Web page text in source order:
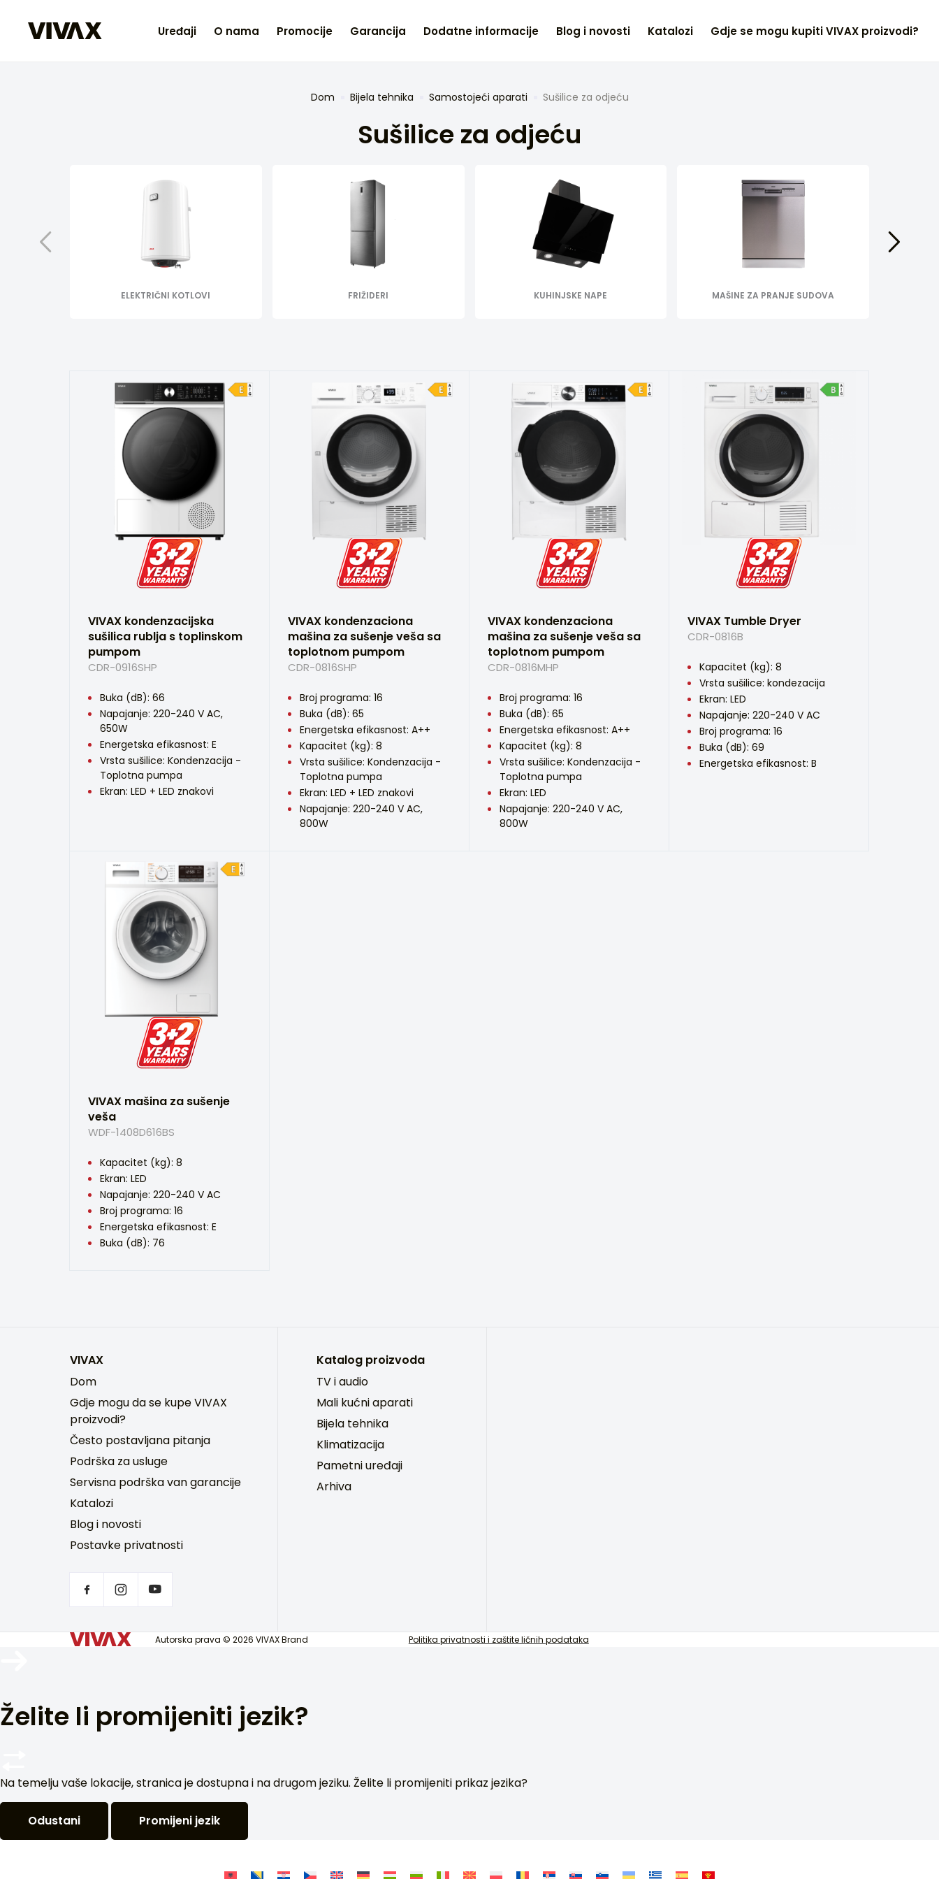
Uređaji O nama Promocije Garancija Dodatne informacije Blog i novosti Katalozi Gdje se mogu kupiti VIVAX proizvodi?
Dom Bijela tehnika Samostojeći aparati Sušilice za odjeću
Sušilice za odjeću
ELEKTRIČNI KOTLOVI FRIŽIDERI KUHINJSKE NAPE MAŠINE ZA PRANJE SUDOVA
VIVAX kondenzacijska
sušilica rublja s toplinskom
pumpom
CDR-0916SHP
Buka (dB): 66
Napajanje: 220-240 V AC,
650W
Energetska efikasnost: E
Vrsta sušilice: Kondenzacija -
Toplotna pumpa
Ekran: LED + LED znakovi
VIVAX kondenzaciona
mašina za sušenje veša sa
toplotnom pumpom
CDR-0816SHP
Broj programa: 16
Buka (dB): 65
Energetska efikasnost: A++
Kapacitet (kg): 8
Vrsta sušilice: Kondenzacija -
Toplotna pumpa
Ekran: LED + LED znakovi
Napajanje: 220-240 V AC,
800W
VIVAX kondenzaciona
mašina za sušenje veša sa
toplotnom pumpom
CDR-0816MHP
Broj programa: 16
Buka (dB): 65
Energetska efikasnost: A++
Kapacitet (kg): 8
Vrsta sušilice: Kondenzacija -
Toplotna pumpa
Ekran: LED
Napajanje: 220-240 V AC,
800W
VIVAX Tumble Dryer
CDR-0816B
Kapacitet (kg): 8
Vrsta sušilice: kondezacija
Ekran: LED
Napajanje: 220-240 V AC
Broj programa: 16
Buka (dB): 69
Energetska efikasnost: B
VIVAX mašina za sušenje
veša
WDF-1408D616BS
Kapacitet (kg): 8
Ekran: LED
Napajanje: 220-240 V AC
Broj programa: 16
Energetska efikasnost: E
Buka (dB): 76
VIVAX
Dom
Gdje mogu da se kupe VIVAX
proizvodi?
Često postavljana pitanja
Podrška za usluge
Servisna podrška van garancije
Katalozi
Blog i novosti
Postavke privatnosti
Katalog proizvoda
TV i audio
Mali kućni aparati
Bijela tehnika
Klimatizacija
Pametni uređaji
Arhiva
Autorska prava © 2026 VIVAX Brand Politika privatnosti i zaštite ličnih podataka
Želite li promijeniti jezik?
Na temelju vaše lokacije, stranica je dostupna i na drugom jeziku. Želite li promijeniti prikaz jezika?
Odustani Promijeni jezik